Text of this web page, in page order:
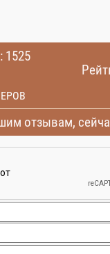
1525
отзывам,